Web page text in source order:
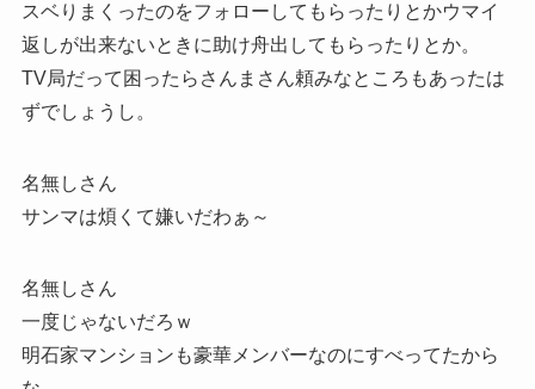
スベりまくったのをフォローしてもらったりとかウマイ
返しが出来ないときに助け舟出してもらったりとか。
TV局だって困ったらさんまさん頼みなところもあったは
ずでしょうし。
名無しさん
サンマは煩くて嫌いだわぁ～
名無しさん
一度じゃないだろｗ
明石家マンションも豪華メンバーなのにすべってたから